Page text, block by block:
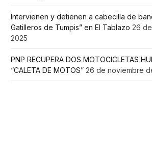
Intervienen y detienen a cabecilla de
Gatilleros de Tumpis” en El Tablazo 26
2025
PNP RECUPERA DOS MOTOCICLETAS
“CALETA DE MOTOS” 26 de noviembre